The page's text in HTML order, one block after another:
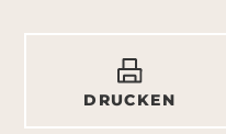
DRUCKEN